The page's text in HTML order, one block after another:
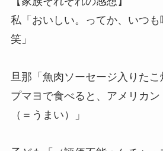
私「おいしい。ってか、いつ
笑」
旦那「魚肉ソーセージ入りた
プマヨで食べると、アメリカ
（＝うまい）」